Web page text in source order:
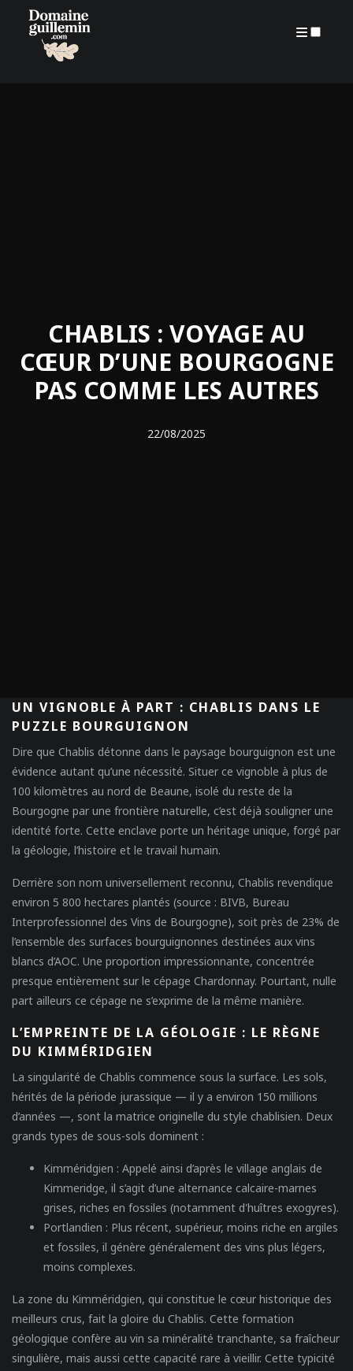
CHABLIS : VOYAGE AU
CŒUR D’UNE BOURGOGNE
PAS COMME LES AUTRES
22/08/2025
UN VIGNOBLE À PART : CHABLIS DANS LE
PUZZLE BOURGUIGNON
Dire que Chablis détonne dans le paysage bourguignon est une
évidence autant qu’une nécessité. Situer ce vignoble à plus de
100 kilomètres au nord de Beaune, isolé du reste de la
Bourgogne par une frontière naturelle, c’est déjà souligner une
identité forte. Cette enclave porte un héritage unique, forgé par
la géologie, l’histoire et le travail humain.
Derrière son nom universellement reconnu, Chablis revendique
environ 5 800 hectares plantés (source : BIVB, Bureau
Interprofessionnel des Vins de Bourgogne), soit près de 23% de
l’ensemble des surfaces bourguignonnes destinées aux vins
blancs d’AOC. Une proportion impressionnante, concentrée
presque entièrement sur le cépage Chardonnay. Pourtant, nulle
part ailleurs ce cépage ne s’exprime de la même manière.
L’EMPREINTE DE LA GÉOLOGIE : LE RÈGNE
DU KIMMÉRIDGIEN
La singularité de Chablis commence sous la surface. Les sols,
hérités de la période jurassique — il y a environ 150 millions
d’années —, sont la matrice originelle du style chablisien. Deux
grands types de sous-sols dominent :
Kimméridgien : Appelé ainsi d’après le village anglais de
Kimmeridge, il s’agit d’une alternance calcaire-marnes
grises, riches en fossiles (notamment d'huîtres exogyres).
Portlandien : Plus récent, supérieur, moins riche en argiles
et fossiles, il génère généralement des vins plus légers,
moins complexes.
La zone du Kimméridgien, qui constitue le cœur historique des
meilleurs crus, fait la gloire du Chablis. Cette formation
géologique confère au vin sa minéralité tranchante, sa fraîcheur
singulière, mais aussi cette capacité rare à vieillir. Cette typicité